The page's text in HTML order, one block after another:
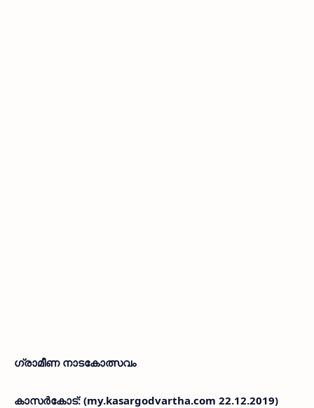
ഗ്രാമീണ നാടകോത്സവം
കാസര്‍കോട്: (my.kasargodvartha.com 22.12.2019)